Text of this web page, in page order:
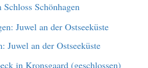
Schönhagen
Juwel an der Ostseeküste